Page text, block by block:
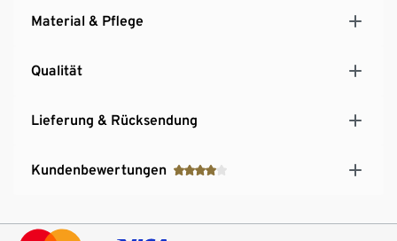
Material & Pflege
Qualität
Lieferung & Rücksendung
Kundenbewertungen